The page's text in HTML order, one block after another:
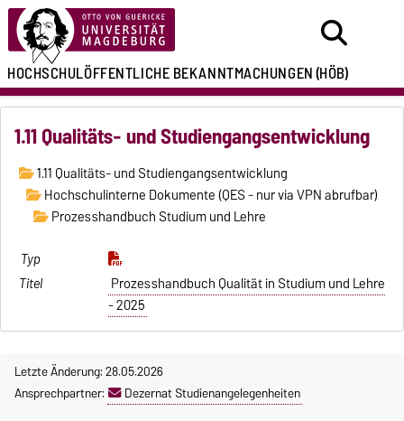
HOCHSCHULÖFFENTLICHEBEKANNTMACHUNGEN(HÖB)
1.11 Qualitäts- und Studiengangsentwicklung
1.11 Qualitäts- und Studiengangsentwicklung
Hochschulinterne Dokumente (QES - nur via VPN abrufbar)
Prozesshandbuch Studium und Lehre
Prozesshandbuch Qualität in Studium und Lehre
- 2025
Letzte Änderung: 28.05.2026
Ansprechpartner:
Dezernat Studienangelegenheiten